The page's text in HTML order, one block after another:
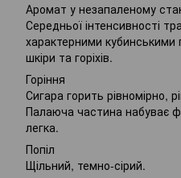
Аромат у незапаленому
Середньої інтенсивності
характерними
шкіри та горіхів.
Горіння
Сигара горить рівномірно,
Палаюча частина набуває
легка.
Попіл
Щільний, темно-сірий.